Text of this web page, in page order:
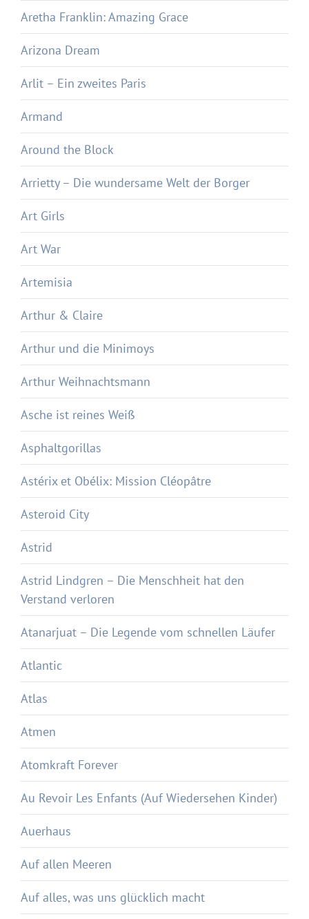
Aretha Franklin: Amazing Grace
Arizona Dream
Arlit – Ein zweites Paris
Armand
Around the Block
Arrietty – Die wundersame Welt der Borger
Art Girls
Art War
Artemisia
Arthur & Claire
Arthur und die Minimoys
Arthur Weihnachtsmann
Asche ist reines Weiß
Asphaltgorillas
Astérix et Obélix: Mission Cléopâtre
Asteroid City
Astrid
Astrid Lindgren – Die Menschheit hat den
Verstand verloren
Atanarjuat – Die Legende vom schnellen Läufer
Atlantic
Atlas
Atmen
Atomkraft Forever
Au Revoir Les Enfants (Auf Wiedersehen Kinder)
Auerhaus
Auf allen Meeren
Auf alles, was uns glücklich macht